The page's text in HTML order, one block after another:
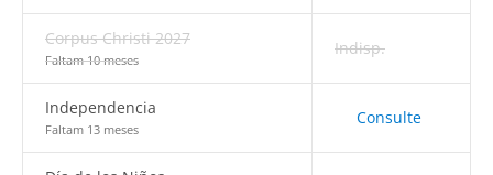
Corpus Christi 2027
Faltam 10 meses
Indisp.
Independencia
Faltam 13 meses
Consulte